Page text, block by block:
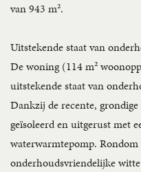
van 943 m².
Uitstekende staat van
De woning (114 m²
uitstekende staat van
Dankzij de recente,
geïsoleerd en uitgerust met
waterwarmtepomp.
onderhoudsvriendelijke